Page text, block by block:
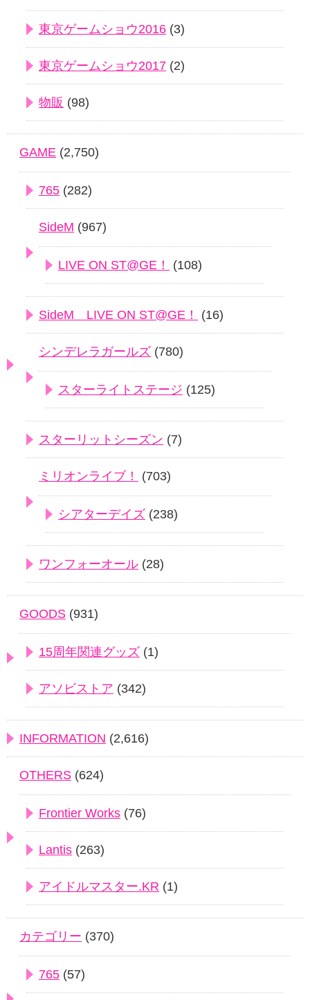
東京ゲームショウ2016 (3)
東京ゲームショウ2017 (2)
物販 (98)
GAME (2,750)
765 (282)
SideM (967)
LIVE ON ST@GE！ (108)
SideM LIVE ON ST@GE！ (16)
シンデレラガールズ (780)
スターライトステージ (125)
スターリットシーズン (7)
ミリオンライブ！ (703)
シアターデイズ (238)
ワンフォーオール (28)
GOODS (931)
15周年関連グッズ (1)
アソビストア (342)
INFORMATION (2,616)
OTHERS (624)
Frontier Works (76)
Lantis (263)
アイドルマスター.KR (1)
カテゴリー (370)
765 (57)